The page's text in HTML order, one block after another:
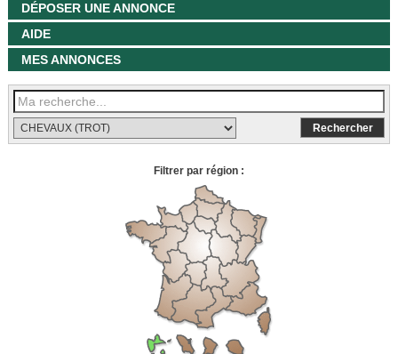
DÉPOSER UNE ANNONCE
AIDE
MES ANNONCES
Filtrer par région :